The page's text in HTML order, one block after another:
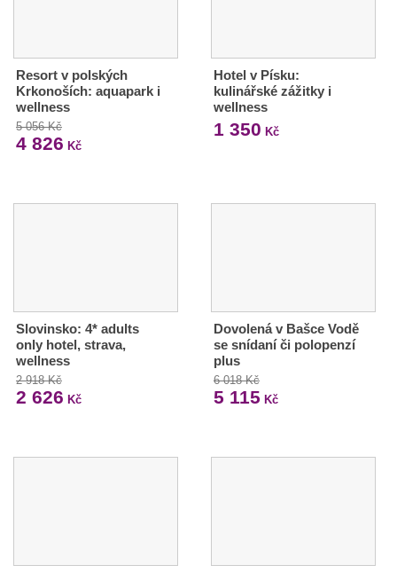
Resort v polských
Krkonoších: aquapark i
wellness
5 056 Kč
4 826 Kč
Hotel v Písku:
kulinářské zážitky i
wellness
1 350 Kč
Slovinsko: 4* adults
only hotel, strava,
wellness
2 918 Kč
2 626 Kč
Dovolená v Bašce Vodě
se snídaní či polopenzí
plus
6 018 Kč
5 115 Kč